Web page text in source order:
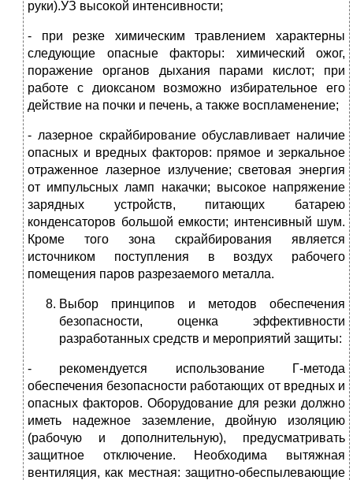
руки).УЗ высокой интенсивности;
- при резке химическим травлением характерны
следующие опасные факторы: химический ожог,
поражение органов дыхания парами кислот; при
работе с диоксаном возможно избирательное его
действие на почки и печень, а также воспламенение;
- лазерное скрайбирование обуславливает наличие
опасных и вредных факторов: прямое и зеркальное
отраженное лазерное излучение; световая энергия
от импульсных ламп накачки; высокое напряжение
зарядных устройств, питающих батарею
конденсаторов большой емкости; интенсивный шум.
Кроме того зона скрайбирования является
источником поступления в воздух рабочего
помещения паров разрезаемого металла.
Выбор принципов и методов обеспечения
безопасности, оценка эффективности
разработанных средств и мероприятий защиты:
- рекомендуется использование Г-метода
обеспечения безопасности работающих от вредных и
опасных факторов. Оборудование для резки должно
иметь надежное заземление, двойную изоляцию
(рабочую и дополнительную), предусматривать
защитное отключение. Необходима вытяжная
вентиляция, как местная: защитно-обеспылевающие